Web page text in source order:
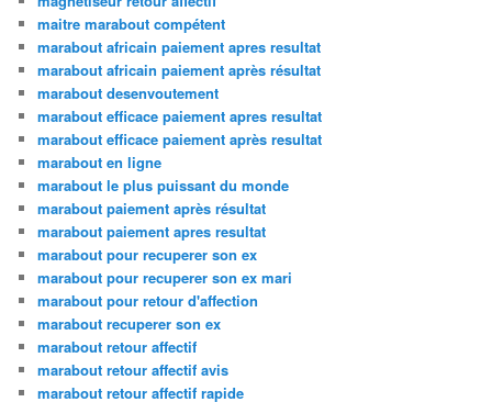
maitre marabout compétent
marabout africain paiement apres resultat
marabout africain paiement après résultat
marabout desenvoutement
marabout efficace paiement apres resultat
marabout efficace paiement après resultat
marabout en ligne
marabout le plus puissant du monde
marabout paiement après résultat
marabout paiement apres resultat
marabout pour recuperer son ex
marabout pour recuperer son ex mari
marabout pour retour d'affection
marabout recuperer son ex
marabout retour affectif
marabout retour affectif avis
marabout retour affectif rapide